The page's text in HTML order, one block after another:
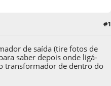
#1
de saída (tire fotos de
saber depois onde ligá-
transformador de dentro do